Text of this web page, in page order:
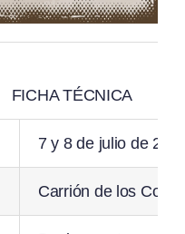
FICHA TÉCNICA
7 y 8 de julio de
Carrión de los